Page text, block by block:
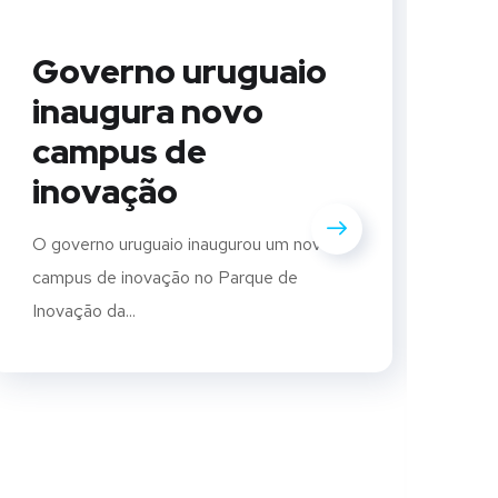
Governo uruguaio
inaugura novo
campus de
inovação
O governo uruguaio inaugurou um novo
campus de inovação no Parque de
Inovação da...